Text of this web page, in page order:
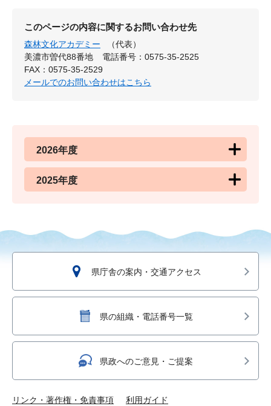
このページの内容に関するお問い合わせ先
森林文化アカデミー
（代表）
美濃市曽代88番地
電話番号：0575-35-2525
FAX：0575-35-2529
メールでのお問い合わせはこちら
2026年度
2025年度
県庁舎の案内・交通アクセス
県の組織・電話番号一覧
県政へのご意見・ご提案
リンク・著作権・免責事項 利用ガイド